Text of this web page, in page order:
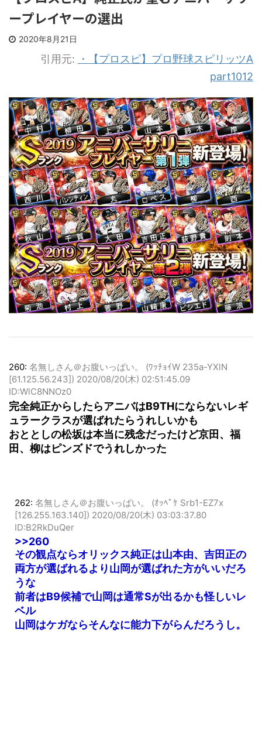
【プロスピA】純正民が望むアニバーサリ
ープレイヤーの選出
・【プロスピ】プロ野球スピリッツA
260:名無しさん＠お腹いっぱい。 (ﾜｯﾁｮｲW 235a-YXlN
[61.125.56.243])
ID:WlC8NNOz0
完全純正からしたらアニバはB9THにならないレギ
ュラークラスが選ばれたらうれしいかも
おととしの松坂は本当に残念だったけど京田、福
262:名無しさん＠お腹いっぱい。 (ｵｯﾍﾟｹ Srb1-EZ7x
[126.255.163.140])
ID:B2RkDuQer
>>260
その観点ならオリックス純正は山本由、吉田正の
両方が選ばれるより山岡が選ばれた方がいいだろ
うな
前者はB9候補で山岡は通常Sが出るかも怪しいレ
ベル